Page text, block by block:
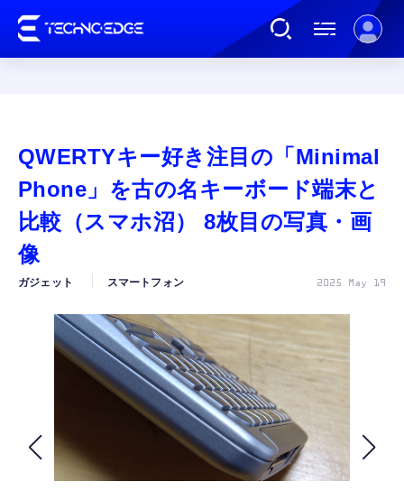
AI
ガジェット
ゲーム
カルチャー
公式ストア
FOLLOW US
QWERTYキー好き注目の「Minimal
Phone」を古の名キーボード端末と
比較（スマホ沼） 8枚目の写真・画
像
ガジェット スマートフォン 2025 May 19